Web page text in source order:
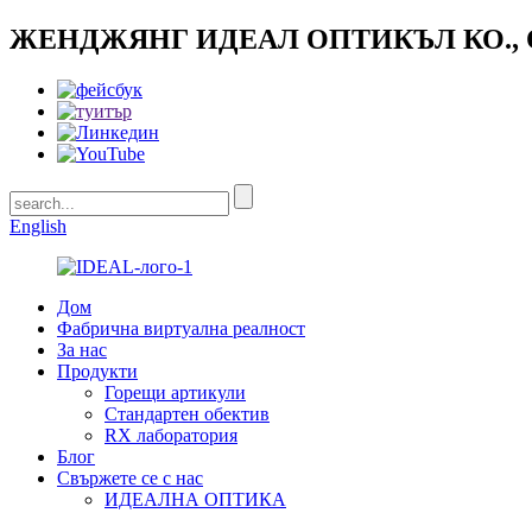
ЖЕНДЖЯНГ ИДЕАЛ ОПТИКЪЛ КО.,
English
Дом
Фабрична виртуална реалност
За нас
Продукти
Горещи артикули
Стандартен обектив
RX лаборатория
Блог
Свържете се с нас
ИДЕАЛНА ОПТИКА